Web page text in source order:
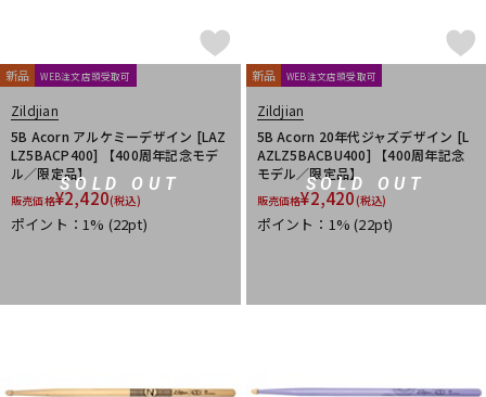
SOLD OUT
新品 WEB注文店頭受取可
Zildjian
5B Acorn アルケミーデザイン [LAZ
LZ5BACP400] 【400周年記念モデ
ル／限定品】
販売価格¥2,420(税込)
ポイント：1% (22pt)
SOLD OUT
新品 WEB注文店頭受取可
Zildjian
5B Acorn 20年代ジャズデザイン [L
AZLZ5BACBU400] 【400周年記念
モデル／限定品】
販売価格¥2,420(税込)
ポイント：1%(22pt)